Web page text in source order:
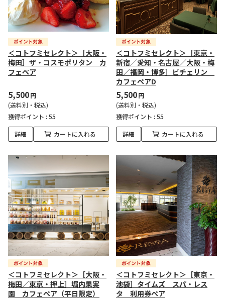
＜コトフミセレクト＞［大阪・
梅田］ザ・コスモポリタン カ
フェペア
5,500円
(送料別・税込)
獲得ポイント : 55
詳細 カートに入れる
＜コトフミセレクト＞［東京・
新宿／愛知・名古屋／大阪・梅
田／福岡・博多］ビチェリン
カフェペアD
5,500円
(送料別・税込)
獲得ポイント : 55
詳細 カートに入れる
＜コトフミセレクト＞［大阪・
梅田／東京・押上］堀内果実
園 カフェペア（平日限定）
＜コトフミセレクト＞［東京・
池袋］タイムズ スパ・レス
タ 利用券ペア